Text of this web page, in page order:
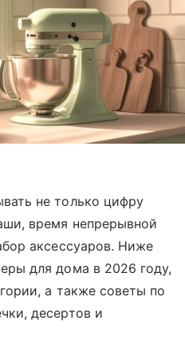
не только цифру
время непрерывной
аксессуаров. Ниже
для дома в 2026 году,
а также советы по
десертов и